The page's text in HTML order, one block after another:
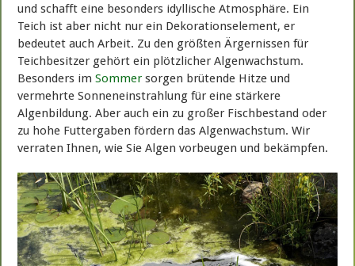
und schafft eine besonders idyllische Atmosphäre. Ein
Teich ist aber nicht nur ein Dekorationselement, er
bedeutet auch Arbeit. Zu den größten Ärgernissen für
Teichbesitzer gehört ein plötzlicher Algenwachstum.
Besonders imSommer sorgen brütende Hitze und
vermehrte Sonneneinstrahlung für eine stärkere
Algenbildung. Aber auch ein zu großer Fischbestand oder
zu hohe Futtergaben fördern das Algenwachstum. Wir
verraten Ihnen, wie Sie Algen vorbeugen und bekämpfen.